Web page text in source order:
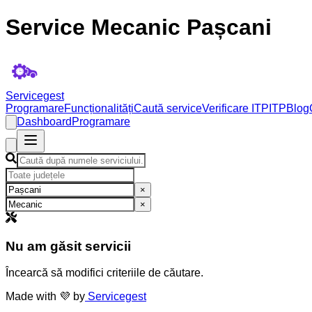
Service Mecanic Pașcani
Servicegest
ProgramareFuncționalitățiCaută serviceVerificare ITP ITPBlog
Dashboard Programare
×
×
Nu am găsit servicii
Încearcă să modifici criteriile de căutare.
Made with 💜 by Servicegest